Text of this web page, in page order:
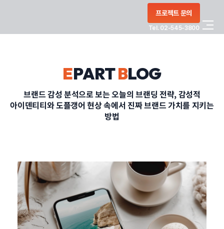
프로젝트 문의
Tel. 02-545-3800
PORTFOLIO
CONTACT
정부지원사업
EPARTBLOG
브랜드 감성 분석으로 보는 오늘의 브랜딩 전략, 감성적
아이덴티티와 도플갱어 현상 속에서 진짜 브랜드 가치를 지키는
방법